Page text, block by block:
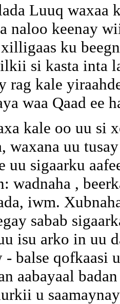
Luuq waxaa
naloo keenay
ku
si kasta inta
rag kale
waa Qaad ee
kale oo uu si
waxana uu
uu sigaarku
wadnaha ,
iwm.
sabab
isu arko in uu
balse qofkaasi
aabayaal
u